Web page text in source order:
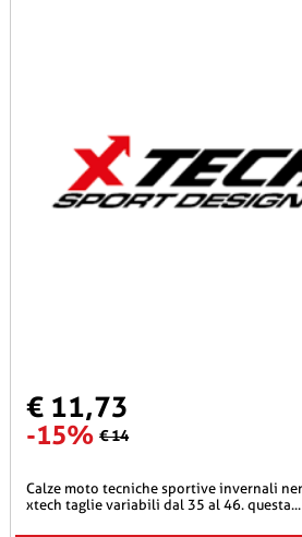
€ 11,73
-15% € 14
calze moto tecniche sportive invernali nere, bianche e gialle fluo
xtech taglie variabili dal 35 al 46. questa...